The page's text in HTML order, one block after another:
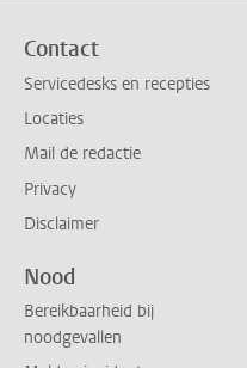
Contact
Servicedesks en recepties
Locaties
Mail de redactie
Privacy
Disclaimer
Nood
Bereikbaarheid bij
noodgevallen